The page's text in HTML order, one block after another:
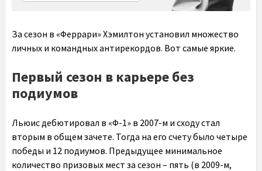
За сезон в «Феррари» Хэмилтон установил множество
личных и командных антирекордов. Вот самые яркие.
Первый сезон в карьере без
подиумов
Льюис дебютировал в «Ф-1» в 2007-м и сходу стал
вторым в общем зачете. Тогда на его счету было четыре
победы и 12 подиумов. Предыдущее минимальное
количество призовых мест за сезон – пять (в 2009-м,